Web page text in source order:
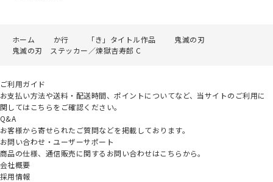
ホーム か行 「き」タイトル作品
鬼滅の刃
鬼滅の刃 ステッカー／煉獄杏寿郎 C
ご利用ガイド
お支払い方法や送料・配送時間、ポイントについてなど、当サイトのご利用に
関してはこちらをご確認ください。
Q&A
お客様から寄せられたご質問などを掲載しております。
お問い合わせ・ユーザーサポート
商品の仕様、通信販売に関するお問い合わせはこちらから。
会社概要
採用情報